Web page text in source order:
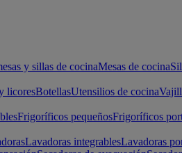
y sillas de cocinaMesas de cocina
licoresBotellasUtensilios de cocina
Frigoríficos pequeñosFrigoríficos
Lavadoras integrablesLavadoras